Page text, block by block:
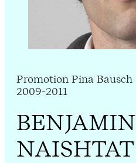
Promotion Pina Bausch
2009-2011
BENJAMIN
NAISHTAT